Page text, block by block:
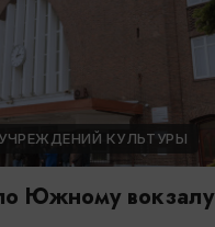
КУЛЬТУРЫ
Южному вокзалу